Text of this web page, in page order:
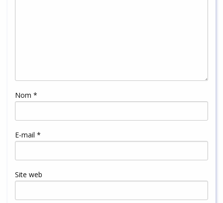
Nom *
E-mail *
Site web